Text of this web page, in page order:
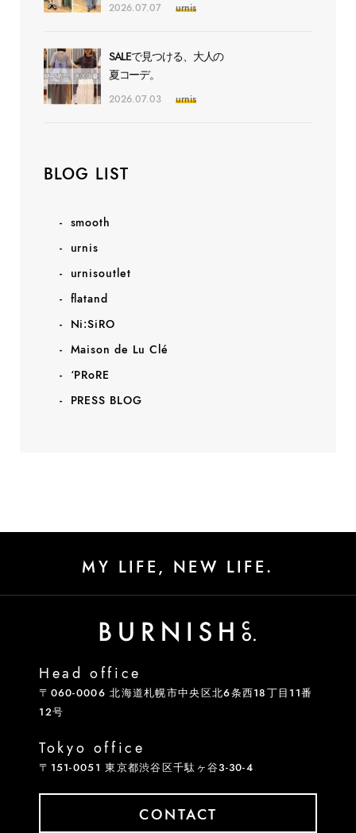
2026.07.07 urnis
SALEで見つける、大人の
夏コーデ。
2026.07.03 urnis
BLOG LIST
smooth
urnis
urnisoutlet
flatand
Ni:SiRO
Maison de Lu Clé
‘PRoRE
PRESS BLOG
MY LIFE, NEW LIFE.
Head office
〒060-0006 北海道札幌市中央区北6条西18丁目11番
12号
Tokyo office
〒151-0051 東京都渋谷区千駄ヶ谷3-30-4
CONTACT